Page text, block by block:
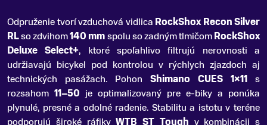
Odpruženie tvorí vzduchová vidlica RockShox Recon Silver
RLso zdvihom140 mmspolu so zadným tlmičomRockShox
Deluxe Select+, ktoré spoľahlivo filtrujú nerovnosti a
udržiavajú bicykel pod kontrolou v rýchlych zjazdoch aj
technických pasážach. Pohon Shimano CUES 1×11 s
rozsahom 11–50 je optimalizovaný pre e-biky a ponúka
plynulé, presné a odolné radenie. Stabilitu a istotu v teréne
podporujú široké ráfikyWTB ST Tough v kombinácii s